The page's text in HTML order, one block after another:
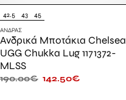
42.5 43 45
ΆΝΔΡΑΣ
Ανδρικά Μποτάκια Chelsea
UGG Chukka Lug 1171372-
MLSS
190.00€ 142.50€